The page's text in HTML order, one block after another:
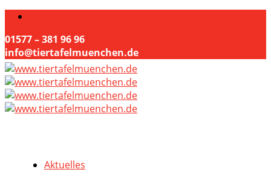
01577 – 381 96 96
info@tiertafelmuenchen.de
Aktuelles